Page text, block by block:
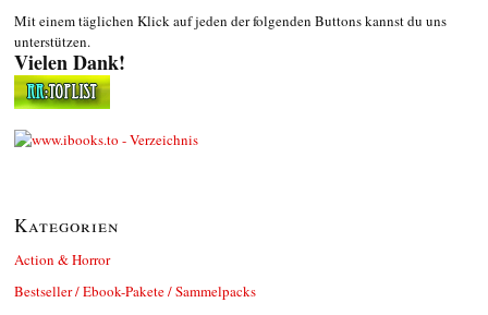
Mit einem täglichen Klick auf jeden der folgenden Buttons kannst du uns
unterstützen.
Vielen Dank!
Kategorien
Action & Horror
Bestseller / Ebook-Pakete / Sammelpacks